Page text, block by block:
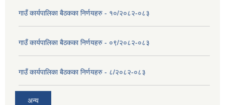
गाउँ कार्यपालिका बैठकका निर्णयहरु - १०/२०८२-०८३
गाउँ कार्यपालिका बैठकका निर्णयहरु - ०९/२०८२-०८३
गाउँ कार्यपालिका बैठकका निर्णयहरु - ८/२०८२-०८३
अन्य